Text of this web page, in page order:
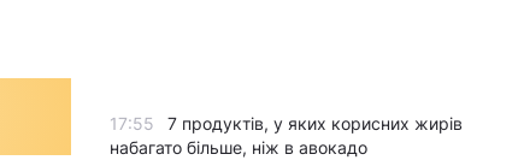
17:55
7 продуктів, у яких корисних жирів
набагато більше, ніж в авокадо